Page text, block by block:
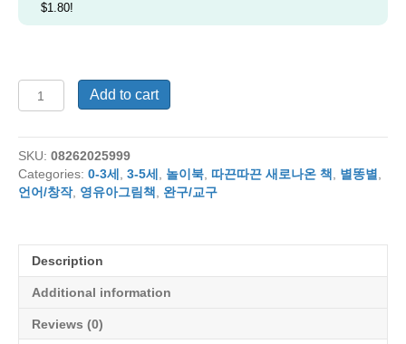
$1.80!
[2026
년
간]
부
릉
부
quantity
Add to cart
SKU: 08262025999
Categories: 0-3세 , 3-5세 , 놀이북, 따끈따끈 새로나온 책, 별똥별,
언어/창작, 영유아그림책, 완구/교구
Description
Additional information
Reviews (0)